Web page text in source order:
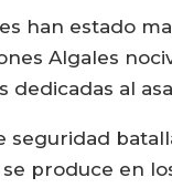
han estado
Algales
dedicadas al
seguridad
produce en